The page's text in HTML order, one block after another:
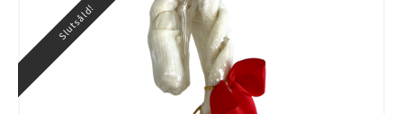
Slutsåld!